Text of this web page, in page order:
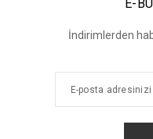
E-
İndirimlerden